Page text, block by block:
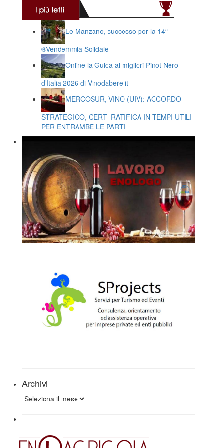
Le Manzane, successo per la 14ª
®️Vendemmia Solidale
Online la Guida ai migliori Pinot Nero
d’Italia 2026 di Vinodabere.it
MERCOSUR, VINO (UIV): ACCORDO
STRATEGICO, CERTI RATIFICA IN TEMPI UTILI
PER ENTRAMBE LE PARTI
Archivi
Archivi